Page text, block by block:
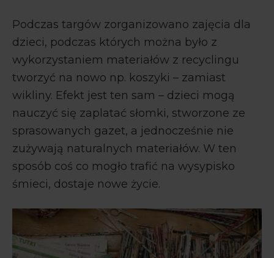
Podczas targów zorganizowano zajęcia dla
dzieci, podczas których można było z
wykorzystaniem materiałów z recyclingu
tworzyć na nowo np. koszyki – zamiast
wikliny. Efekt jest ten sam – dzieci mogą
nauczyć się zaplatać słomki, stworzone ze
sprasowanych gazet, a jednocześnie nie
zużywają naturalnych materiałów. W ten
sposób coś co mogło trafić na wysypisko
śmieci, dostaje nowe życie.